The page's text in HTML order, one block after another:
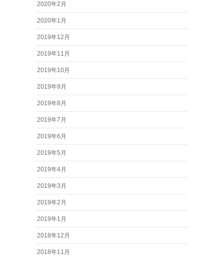
2020年2月
2020年1月
2019年12月
2019年11月
2019年10月
2019年9月
2019年8月
2019年7月
2019年6月
2019年5月
2019年4月
2019年3月
2019年2月
2019年1月
2018年12月
2018年11月